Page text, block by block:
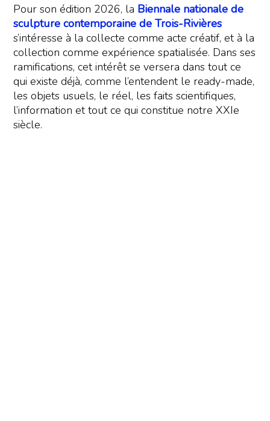
Pour son édition 2026, la Biennale nationale de
sculpture contemporaine de Trois-Rivières
s’intéresse à la collecte comme acte créatif, et à la
collection comme expérience spatialisée. Dans ses
ramifications, cet intérêt se versera dans tout ce
qui existe déjà, comme l’entendent le ready-made,
les objets usuels, le réel, les faits scientifiques,
l’information et tout ce qui constitue notre XXIe
siècle.